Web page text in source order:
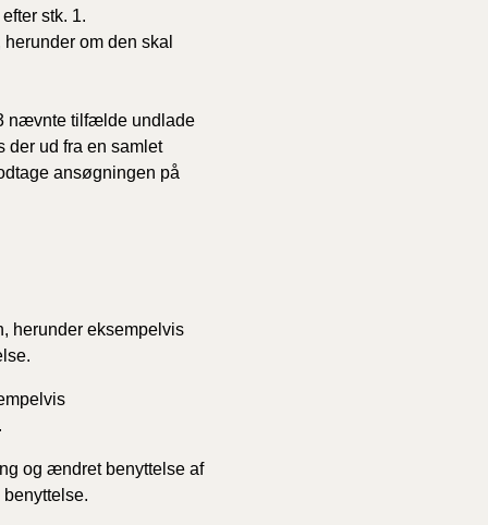
stk. 1.
om den skal
nævnte tilfælde undlade
der ud fra en samlet
ansøgningen på
herunder eksempelvis
og ændret benyttelse af